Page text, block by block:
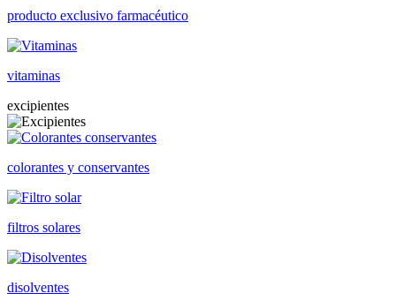
producto exclusivo farmacéutico
vitaminas
excipientes
colorantes y conservantes
filtros solares
disolventes